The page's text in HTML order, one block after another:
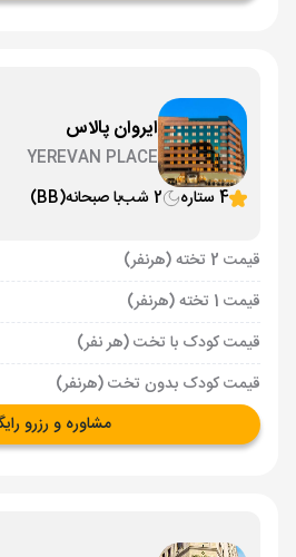
ایروان پالاس
YEREVAN PLACE
4 ستاره
2 شب با صبحانه(BB)
قیمت 2 تخته (هرنفر)
قیمت 1 تخته (هرنفر)
قیمت کودک با تخت (هر نفر)
قیمت کودک بدون تخت (هرنفر)
مشاوره و رزرو